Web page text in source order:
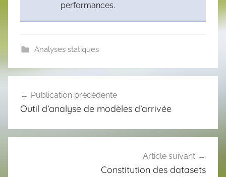
performances.
Analyses statiques
de
Publication précédente
Outil d’analyse de modèles d’arrivée
Article suivant
Constitution des datasets